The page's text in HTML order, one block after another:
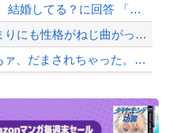
Powered by livedoor 相互RSS
【芸能】さかなクン 50歳 結婚してる？に回答 「幸せだな～」
17歳の女です。自分があまりにも性格がねじ曲がっていてどう矯正したらいいのか分か...
【特攻隊員の本音】「ああァ、だまされちゃった。今度生れる時はアメリカへ生れるぞ」...
大男「1回戦の相手はこのｶﾞｷか？楽勝だな」少年剣士「…ふんっ、あまり調子に乗ら...